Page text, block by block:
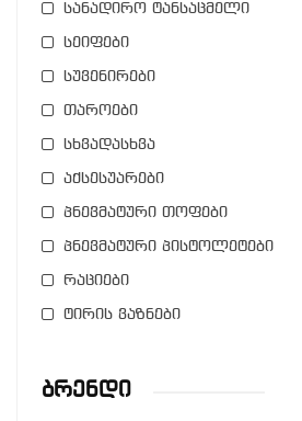
სანადირო ტანსაცმელი
სეიფები
სუვენირები
თაროები
სხვადასხვა
აქსესუარები
პნევმატური თოფები
პნევმატური პისტოლეტები
რაციები
ტირის ვაზნები
Ბრენდი